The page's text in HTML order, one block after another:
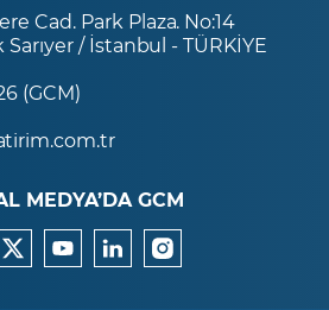
Cad. Park Plaza. No:14
Sarıyer / İstanbul - TÜRKİYE
(GCM)
MEDYA’DA GCM